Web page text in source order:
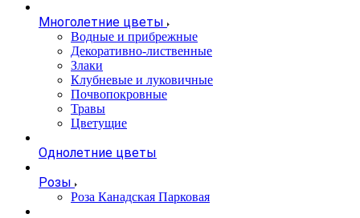
Многолетние цветы
Водные и прибрежные
Декоративно-лиственные
Злаки
Клубневые и луковичные
Почвопокровные
Травы
Цветущие
Однолетние цветы
Розы
Роза Канадская Парковая